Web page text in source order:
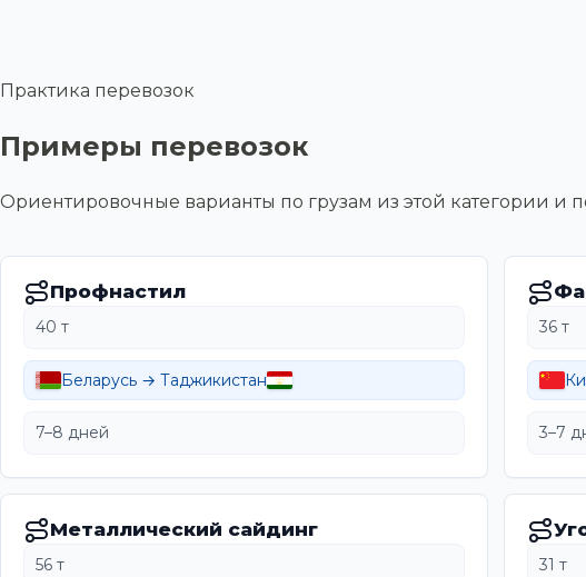
Практика перевозок
Примеры перевозок
Ориентировочные варианты по грузам из этой категории
Профнастил
40 т
Беларусь → Таджикистан
7–8 дней
36 т
3–7
Металлический сайдинг
56 т 31 т